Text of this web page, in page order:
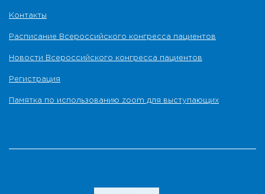
Контакты
Расписание Всероссийского конгресса пациентов
Новости Всероссийского конгресса пациентов
Регистрация
Памятка по использованию zoom для выступающих